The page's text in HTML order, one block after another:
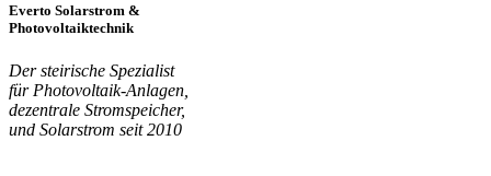
Everto Solarstrom &
Photovoltaiktechnik
Der steirische Spezialist
für Photovoltaik-Anlagen,
dezentrale Stromspeicher,
und Solarstrom seit 2010